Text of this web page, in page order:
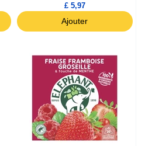
£ 5,97
Ajouter